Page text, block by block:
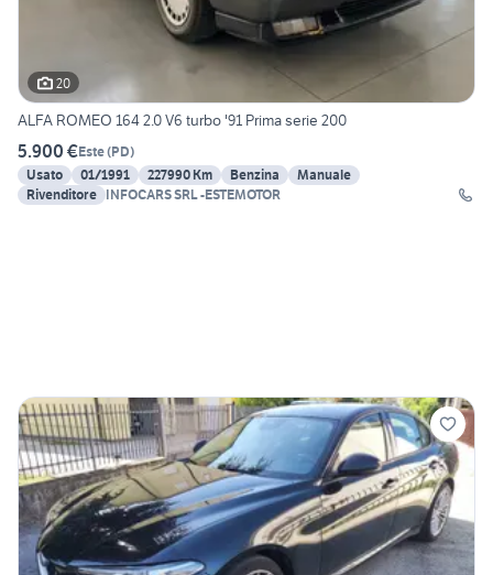
20
ALFA ROMEO 164 2.0 V6 turbo '91 Prima serie 200
5.900 €Este(PD)
Usato
01/1991 227990 Km Benzina
Manuale
Rivenditore INFOCARS SRL -ESTEMOTOR